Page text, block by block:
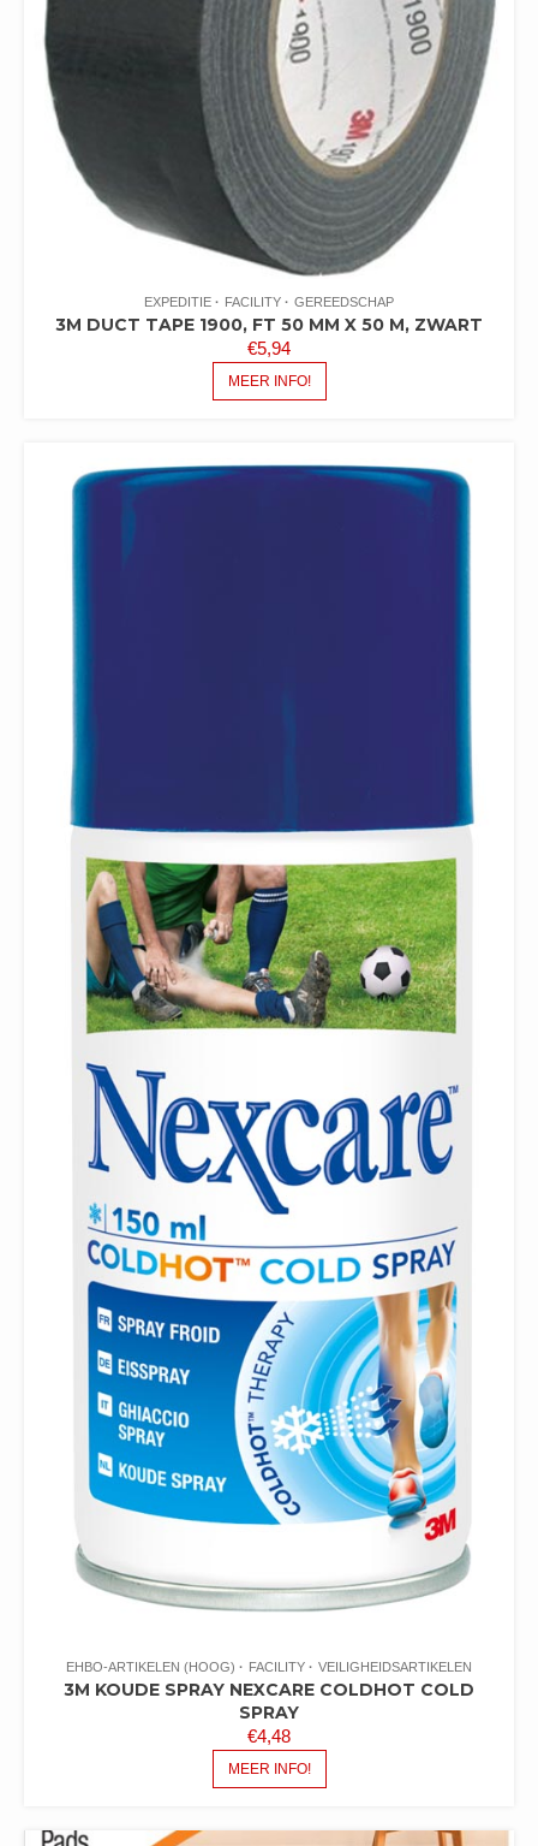
EXPEDITIE FACILITY GEREEDSCHAP
3M DUCT TAPE 1900, FT 50 MM X 50 M, ZWART
€5,94
MEER INFO!
EHBO-ARTIKELEN (HOOG) FACILITY VEILIGHEIDSARTIKELEN
3M KOUDE SPRAY NEXCARE COLDHOT COLD
SPRAY
€4,48
MEER INFO!